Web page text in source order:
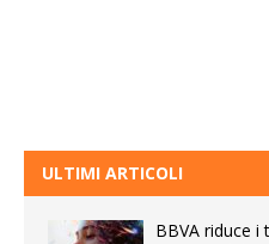
ULTIMI ARTICOLI
BBVA riduce i